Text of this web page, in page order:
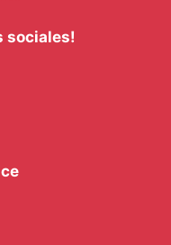
sociales!